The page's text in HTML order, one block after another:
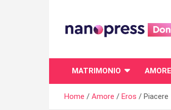
content
MATRIMONIO AMORE
Home Amore Eros Piacere